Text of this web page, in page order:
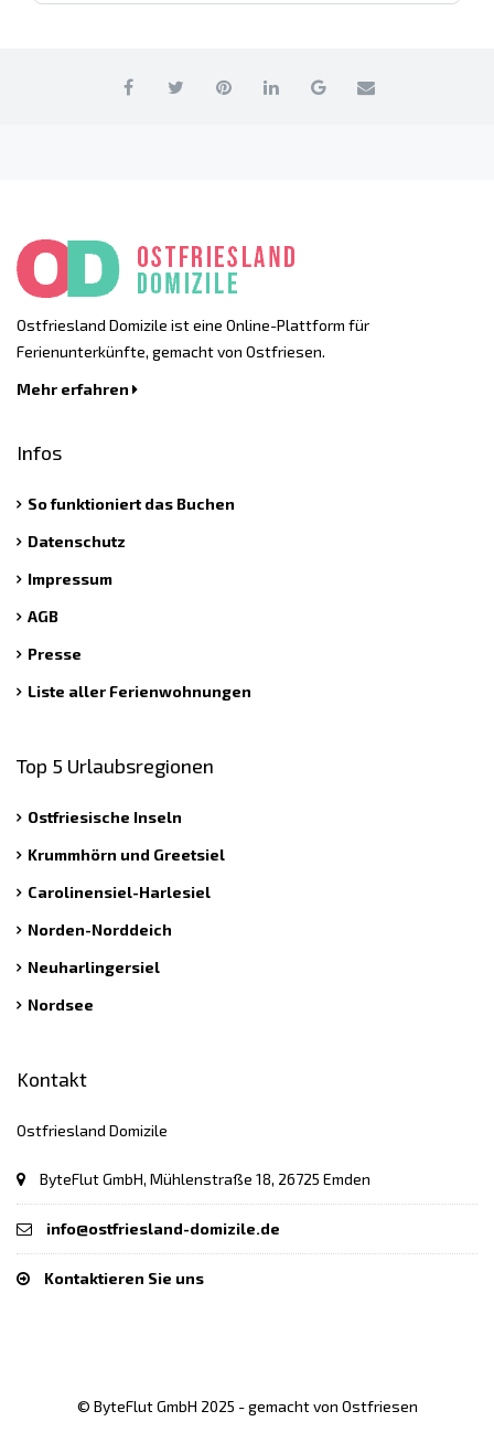
Ostfriesland Domizile ist eine Online-Plattform für
Ferienunterkünfte, gemacht von Ostfriesen.
Mehr erfahren
Infos
So funktioniert das Buchen
Datenschutz
Impressum
AGB
Presse
Liste aller Ferienwohnungen
Top 5 Urlaubsregionen
Ostfriesische Inseln
Krummhörn und Greetsiel
Carolinensiel-Harlesiel
Norden-Norddeich
Neuharlingersiel
Nordsee
Kontakt
Ostfriesland Domizile
ByteFlut GmbH, Mühlenstraße 18, 26725 Emden
info@ostfriesland-domizile.de
Kontaktieren Sie uns
© ByteFlut GmbH 2025 - gemacht von Ostfriesen